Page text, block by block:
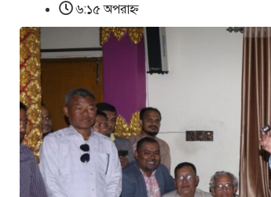
৬:১৫ অপরাহ্ণ